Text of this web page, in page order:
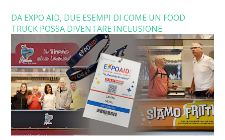
DA EXPO AID, DUE ESEMPI DI COME UN FOOD
TRUCK POSSA DIVENTARE INCLUSIONE